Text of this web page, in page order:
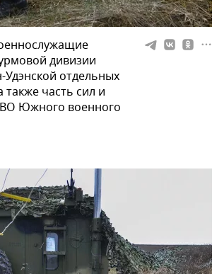
дивизии
отдельных
часть сил и
Южного военного